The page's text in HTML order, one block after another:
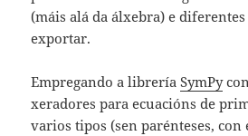
(máis alá da álxebra) e
exportar.
Empregando a libreríaSymPy
xeradores para ecuacións de
varios tipos (sen parénteses, con